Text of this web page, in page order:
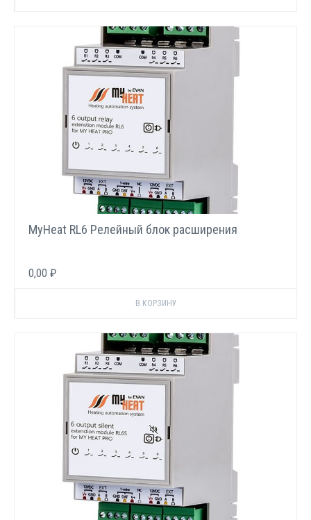
MyHeat RL6 Релейный блок расширения
0,00 ₽